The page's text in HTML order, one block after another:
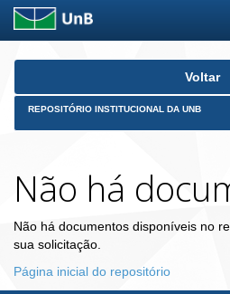
Skip
Voltar
REPOSITÓRIO INSTITUCIONAL DA UNB
Não há
Não há documentos disponíveis no
sua solicitação.
Página inicial do repositório